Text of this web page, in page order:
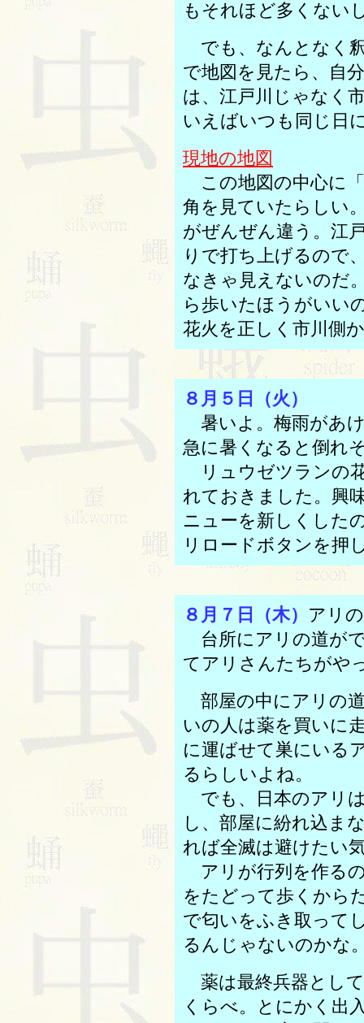
もそれほど多くない
でも、なんとなく
で地図を見たら、自
は、江戸川じゃなく
いえばいつも同じ日
現地の地図
この地図の中心に
角を見ていたらしい
がぜんぜん違う。江
りで打ち上げるので
なきゃ見えないのだ
ら歩いたほうがいい
花火を正しく市川側
８月５日（火）
暑いよ。梅雨があ
急に暑くなると倒れ
リュウゼツランの
れておきました。興
ニューを新しくした
リロードボタンを押
８月７日（木） アリ
台所にアリの道が
てアリさんたちがや
部屋の中にアリの
いの人は薬を買いに
に運ばせて巣にいる
るらしいよね。
でも、日本のアリ
し、部屋に紛れ込ま
れば全滅は避けたい
アリが行列を作る
をたどって歩くから
で匂いをふき取って
るんじゃないのかな
薬は最終兵器とし
くらべ。とにかく出